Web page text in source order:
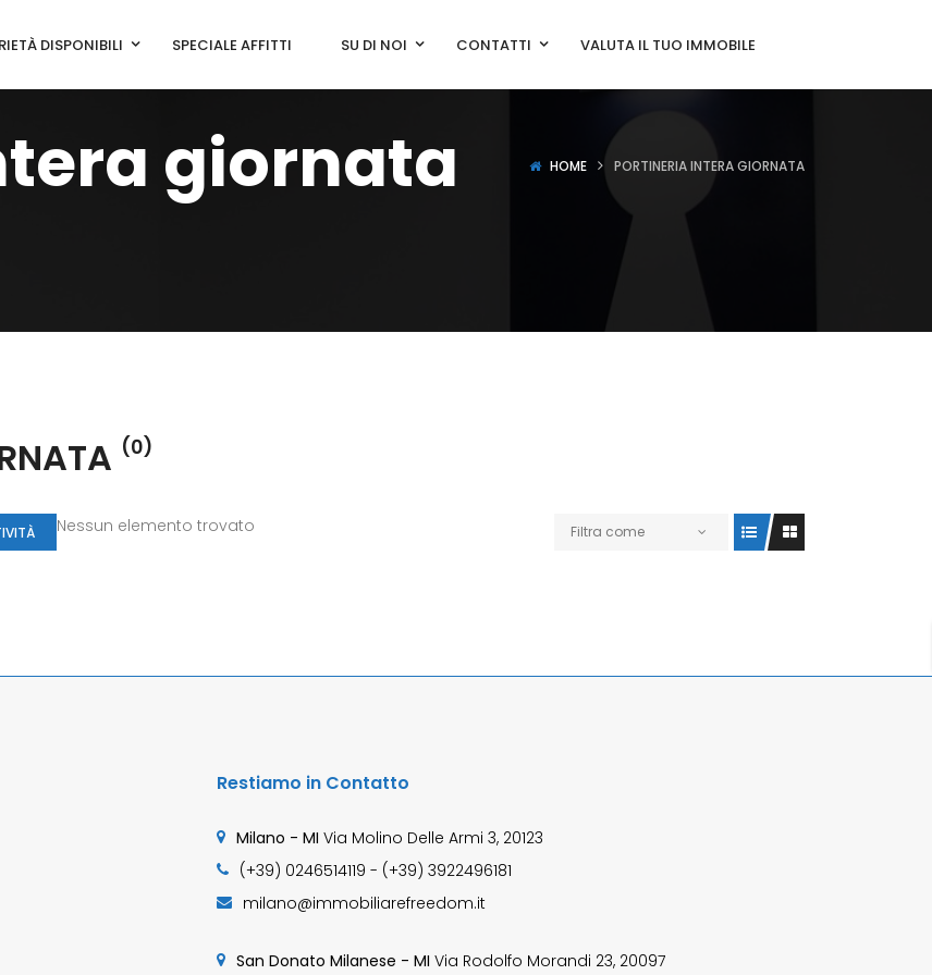
DISPONIBILI SPECIALE AFFITTI SU DI NOI CONTATTI VALUTA IL TUO IMMOBILE
giornata HOME PORTINERIA INTERA GIORNATA
(0)
Filtra come
Nessun elemento trovato
Restiamo in Contatto
Milano - MI Via Molino Delle Armi 3, 20123
(+39) 0246514119 - (+39) 3922496181
milano@immobiliarefreedom.it
San Donato Milanese - MI Via Rodolfo Morandi 23, 20097